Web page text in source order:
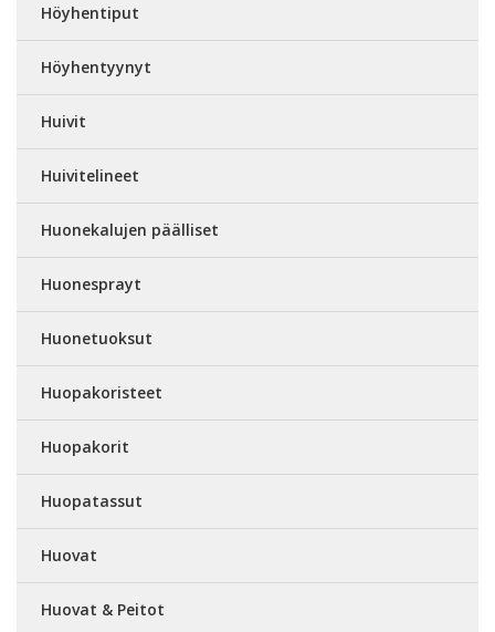
Höyhentiput
Höyhentyynyt
Huivit
Huivitelineet
Huonekalujen päälliset
Huonesprayt
Huonetuoksut
Huopakoristeet
Huopakorit
Huopatassut
Huovat
Huovat & Peitot